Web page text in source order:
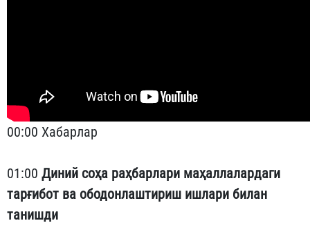
00:00 Хабарлар
01:00 Диний соҳа раҳбарлари маҳаллалардаги
тарғибот ва ободонлаштириш ишлари билан
танишди